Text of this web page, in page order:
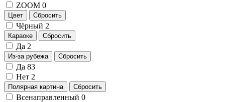
ZOOM 0
Цвет Сбросить
Чёрный 2
Караоке Сбросить
Да 2
Из-за рубежа Сбросить
Да 83
Нет 2
Полярная картина Сбросить
Всенаправленный 0